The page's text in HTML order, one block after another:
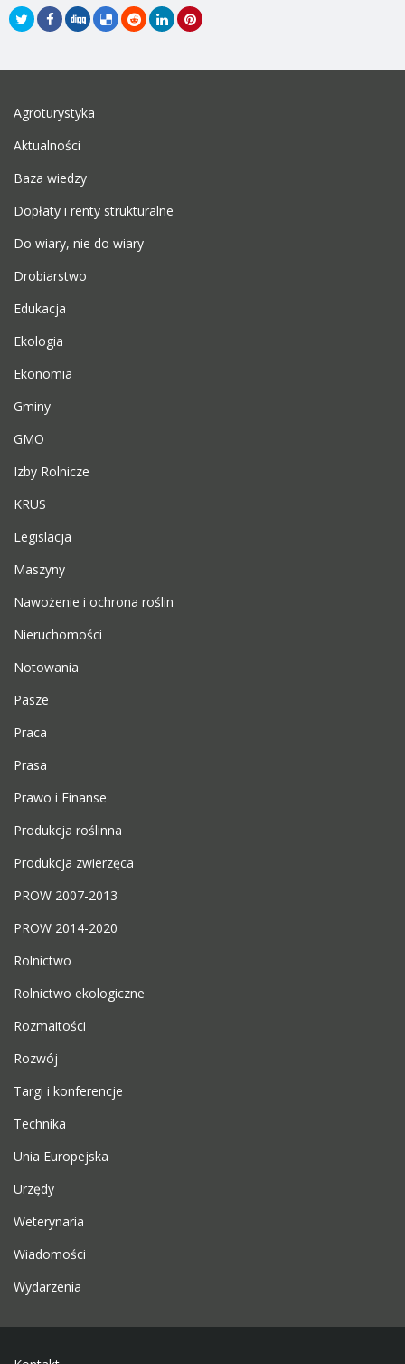
Agroturystyka
Aktualności
Baza wiedzy
Dopłaty i renty strukturalne
Do wiary, nie do wiary
Drobiarstwo
Edukacja
Ekologia
Ekonomia
Gminy
GMO
Izby Rolnicze
KRUS
Legislacja
Maszyny
Nawożenie i ochrona roślin
Nieruchomości
Notowania
Pasze
Praca
Prasa
Prawo i Finanse
Produkcja roślinna
Produkcja zwierzęca
PROW 2007-2013
PROW 2014-2020
Rolnictwo
Rolnictwo ekologiczne
Rozmaitości
Rozwój
Targi i konferencje
Technika
Unia Europejska
Urzędy
Weterynaria
Wiadomości
Wydarzenia